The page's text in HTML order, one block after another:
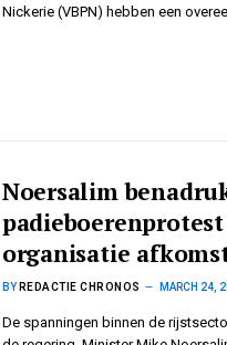
Nickerie (VBPN) hebben een
Noersalim
organisatie
BY REDACTIE CHRONOS MARCH 24,
De spanningen binnen de